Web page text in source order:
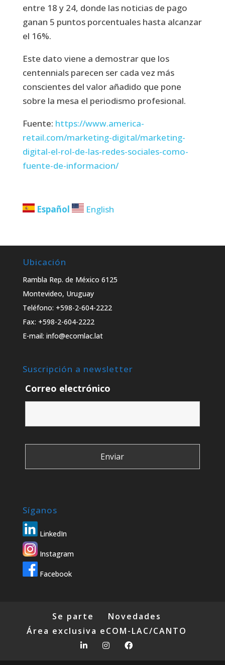
entre 18 y 24, donde las noticias de pago
ganan 5 puntos porcentuales hasta alcanzar
el 16%.
Este dato viene a demostrar que los
centennials parecen ser cada vez más
conscientes del valor añadido que pone
sobre la mesa el periodismo profesional.
Fuente: https://www.america-
retail.com/marketing-digital/marketing-
digital-el-rol-de-las-redes-sociales-como-
fuente-de-informacion/
Español English
Ubicación
Rambla Rep. de México 6125
Montevideo, Uruguay
Teléfono: +598-2-604-2222
Fax: +598-2-604-2222
E-mail: info@ecomlac.lat
Suscripción a newsletter
Correo electrónico
Síganos
LinkedIn
Instagram
Facebook
Se parte
Novedades
Área exclusiva eCOM-LAC/CANTO